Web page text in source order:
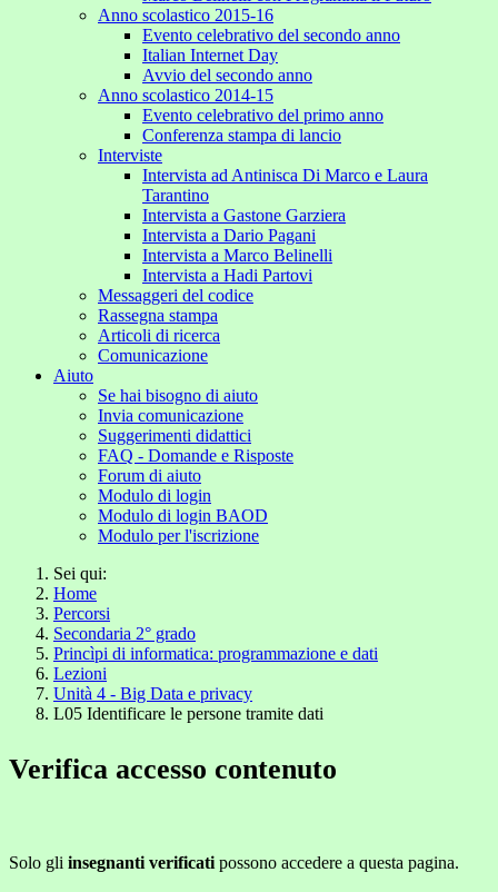
Anno scolastico 2015-16
Evento celebrativo del secondo anno
Italian Internet Day
Avvio del secondo anno
Anno scolastico 2014-15
Evento celebrativo del primo anno
Conferenza stampa di lancio
Interviste
Intervista ad Antinisca Di Marco e Laura
Tarantino
Intervista a Gastone Garziera
Intervista a Dario Pagani
Intervista a Marco Belinelli
Intervista a Hadi Partovi
Messaggeri del codice
Rassegna stampa
Articoli di ricerca
Comunicazione
Aiuto
Se hai bisogno di aiuto
Invia comunicazione
Suggerimenti didattici
FAQ - Domande e Risposte
Forum di aiuto
Modulo di login
Modulo di login BAOD
Modulo per l'iscrizione
Sei qui:
Home
Percorsi
Secondaria 2° grado
Princìpi di informatica: programmazione e dati
Lezioni
Unità 4 - Big Data e privacy
L05 Identificare le persone tramite dati
Verifica accesso contenuto
Solo gli insegnanti verificati possono accedere a questa pagina.